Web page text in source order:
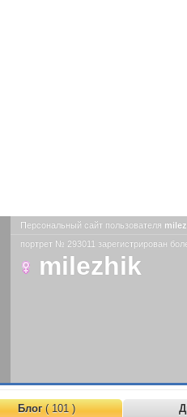
Персональный сайт пользователя
портрет № 293011 зарегистрирован
milezhik
Блог( 101 )